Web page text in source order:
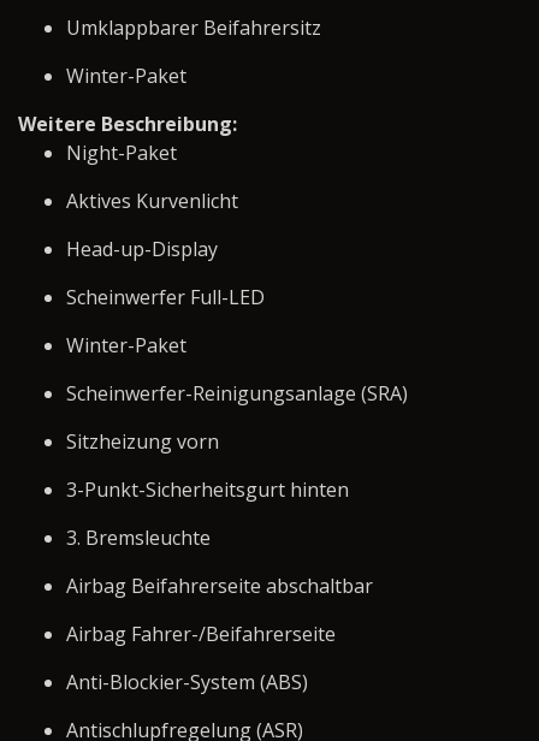
Umklappbarer Beifahrersitz
Winter-Paket
Weitere Beschreibung:
Night-Paket
Aktives Kurvenlicht
Head-up-Display
Scheinwerfer Full-LED
Winter-Paket
Scheinwerfer-Reinigungsanlage (SRA)
Sitzheizung vorn
3-Punkt-Sicherheitsgurt hinten
3. Bremsleuchte
Airbag Beifahrerseite abschaltbar
Airbag Fahrer-/Beifahrerseite
Anti-Blockier-System (ABS)
Antischlupfregelung (ASR)